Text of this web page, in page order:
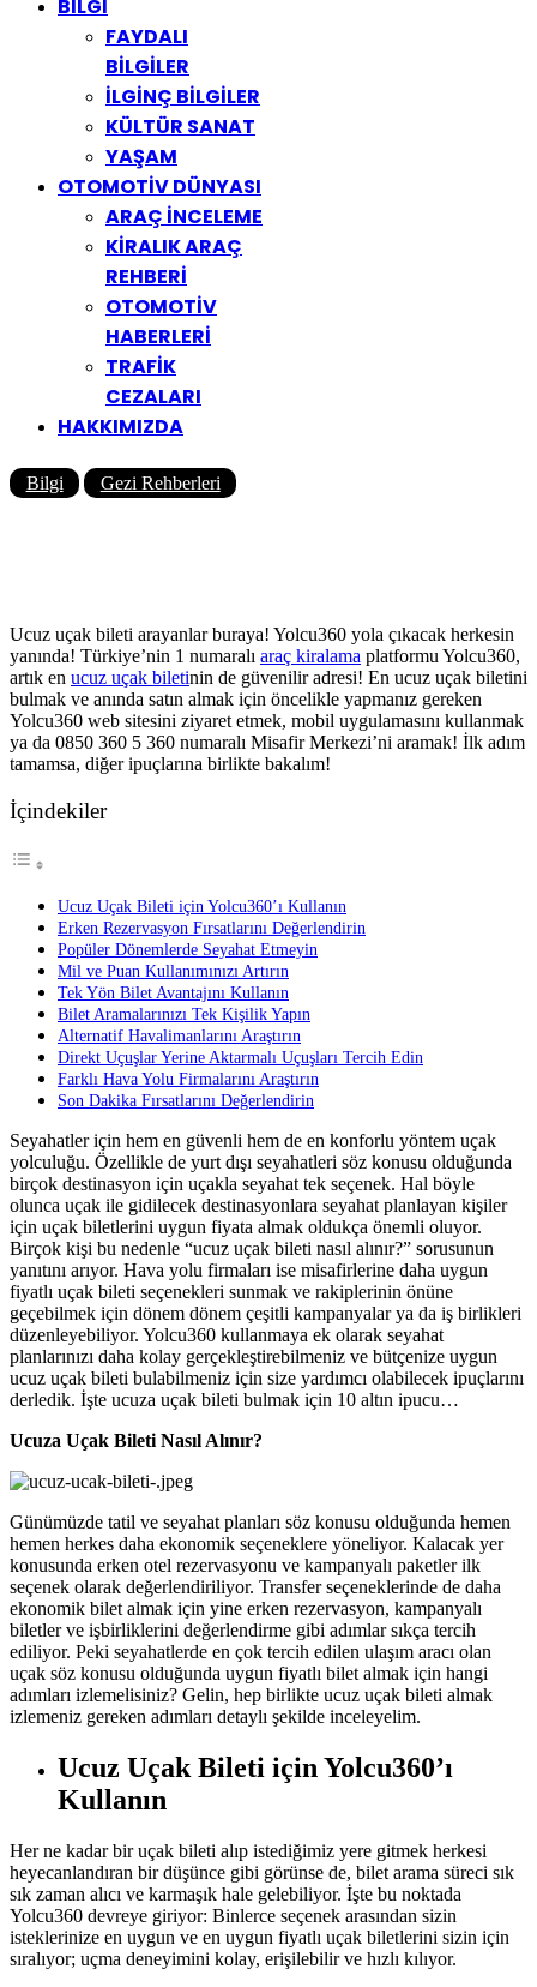
BİLGİ
FAYDALI
BİLGİLER
İLGİNÇ BİLGİLER
KÜLTÜR SANAT
YAŞAM
OTOMOTİV DÜNYASI
ARAÇ İNCELEME
KİRALIK ARAÇ
REHBERİ
OTOMOTİV
HABERLERİ
TRAFİK
CEZALARI
HAKKIMIZDA
Bilgi Gezi Rehberleri
Ucuz uçak bileti arayanlar buraya! Yolcu360 yola çıkacak herkesin
yanında! Türkiye’nin 1 numaralı araç kiralama platformu Yolcu360,
artık en ucuz uçak biletinin de güvenilir adresi! En ucuz uçak biletini
bulmak ve anında satın almak için öncelikle yapmanız gereken
Yolcu360 web sitesini ziyaret etmek, mobil uygulamasını kullanmak
ya da 0850 360 5 360 numaralı Misafir Merkezi’ni aramak! İlk adım
tamamsa, diğer ipuçlarına birlikte bakalım!
İçindekiler
Ucuz Uçak Bileti için Yolcu360’ı Kullanın
Erken Rezervasyon Fırsatlarını Değerlendirin
Popüler Dönemlerde Seyahat Etmeyin
Mil ve Puan Kullanımınızı Artırın
Tek Yön Bilet Avantajını Kullanın
Bilet Aramalarınızı Tek Kişilik Yapın
Alternatif Havalimanlarını Araştırın
Direkt Uçuşlar Yerine Aktarmalı Uçuşları Tercih Edin
Farklı Hava Yolu Firmalarını Araştırın
Son Dakika Fırsatlarını Değerlendirin
Seyahatler için hem en güvenli hem de en konforlu yöntem uçak
yolculuğu. Özellikle de yurt dışı seyahatleri söz konusu olduğunda
birçok destinasyon için uçakla seyahat tek seçenek. Hal böyle
olunca uçak ile gidilecek destinasyonlara seyahat planlayan kişiler
için uçak biletlerini uygun fiyata almak oldukça önemli oluyor.
Birçok kişi bu nedenle “ucuz uçak bileti nasıl alınır?” sorusunun
yanıtını arıyor. Hava yolu firmaları ise misafirlerine daha uygun
fiyatlı uçak bileti seçenekleri sunmak ve rakiplerinin önüne
geçebilmek için dönem dönem çeşitli kampanyalar ya da iş birlikleri
düzenleyebiliyor. Yolcu360 kullanmaya ek olarak seyahat
planlarınızı daha kolay gerçekleştirebilmeniz ve bütçenize uygun
ucuz uçak bileti bulabilmeniz için size yardımcı olabilecek ipuçlarını
derledik. İşte ucuza uçak bileti bulmak için 10 altın ipucu…
Ucuza Uçak Bileti Nasıl Alınır?
Günümüzde tatil ve seyahat planları söz konusu olduğunda hemen
hemen herkes daha ekonomik seçeneklere yöneliyor. Kalacak yer
konusunda erken otel rezervasyonu ve kampanyalı paketler ilk
seçenek olarak değerlendiriliyor. Transfer seçeneklerinde de daha
ekonomik bilet almak için yine erken rezervasyon, kampanyalı
biletler ve işbirliklerini değerlendirme gibi adımlar sıkça tercih
ediliyor. Peki seyahatlerde en çok tercih edilen ulaşım aracı olan
uçak söz konusu olduğunda uygun fiyatlı bilet almak için hangi
adımları izlemelisiniz? Gelin, hep birlikte ucuz uçak bileti almak
izlemeniz gereken adımları detaylı şekilde inceleyelim.
Ucuz Uçak Bileti için Yolcu360’ı
Kullanın
Her ne kadar bir uçak bileti alıp istediğimiz yere gitmek herkesi
heyecanlandıran bir düşünce gibi görünse de, bilet arama süreci sık
sık zaman alıcı ve karmaşık hale gelebiliyor. İşte bu noktada
Yolcu360 devreye giriyor: Binlerce seçenek arasından sizin
isteklerinize en uygun ve en uygun fiyatlı uçak biletlerini sizin için
sıralıyor; uçma deneyimini kolay, erişilebilir ve hızlı kılıyor.